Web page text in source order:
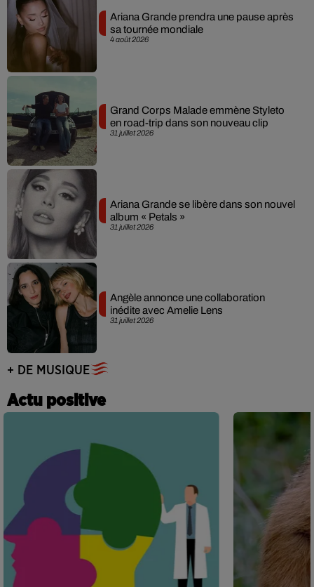
4 août 2026
Ariana Grande prendra une pause après
sa tournée mondiale
31 juillet 2026
Grand Corps Malade emmène Styleto
en road-trip dans son nouveau clip
31 juillet 2026
Ariana Grande se libère dans son nouvel
album « Petals »
31 juillet 2026
Angèle annonce une collaboration
inédite avec Amelie Lens
+ DE MUSIQUE
Actu positive